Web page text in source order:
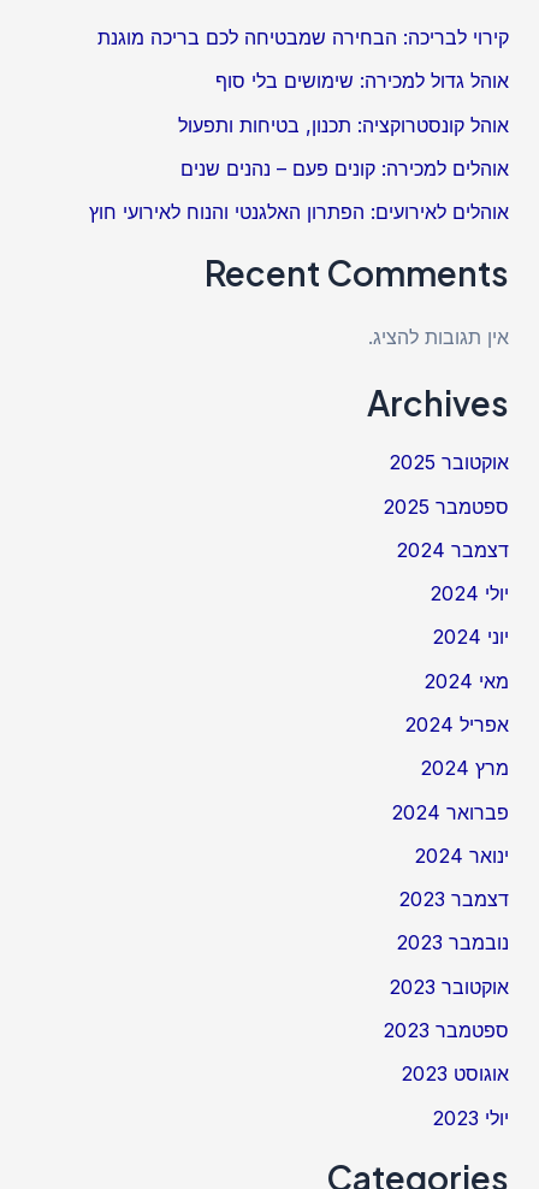
קירוי לבריכה: הבחירה שמבטיחה לכם בריכה מוגנת
אוהל גדול למכירה: שימושים בלי סוף
אוהל קונסטרוקציה: תכנון, בטיחות ותפעול
אוהלים למכירה: קונים פעם – נהנים שנים
אוהלים לאירועים: הפתרון האלגנטי והנוח לאירועי חוץ
Recent Comments
אין תגובות להציג.
Archives
אוקטובר 2025
ספטמבר 2025
דצמבר 2024
יולי 2024
יוני 2024
מאי 2024
אפריל 2024
מרץ 2024
פברואר 2024
ינואר 2024
דצמבר 2023
נובמבר 2023
אוקטובר 2023
ספטמבר 2023
אוגוסט 2023
יולי 2023
Categories